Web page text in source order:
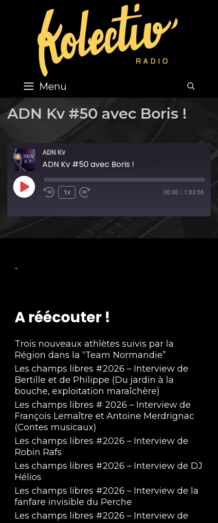
content
Menu
ADN Kv #50 avec Boris !
ADN Kv
ADN Kv #50 avec Boris !
Play
1x 00:00 / 1:03:56
-
A réécouter !
Trois nouveaux athlètes suivis par la
Région dans la “Team Normandie”
Les champs libres #2026 – Interview de
Bertille et de Philippe (Du jardin à la
bouche, exploitation maraîchère)
Les champs libres # 2026 – Interview de
François Lemaître et Antoine Merdrignac
(Contes musicaux)
Les champs libres #2026 – Interview de
Robin Rafs
Les champs libres #2026 – Interview de DJ
Hélios
Les champs libres #2026 – Interview de la
fanfare invisible du Perche
Les champs libres #2026 – Interview de